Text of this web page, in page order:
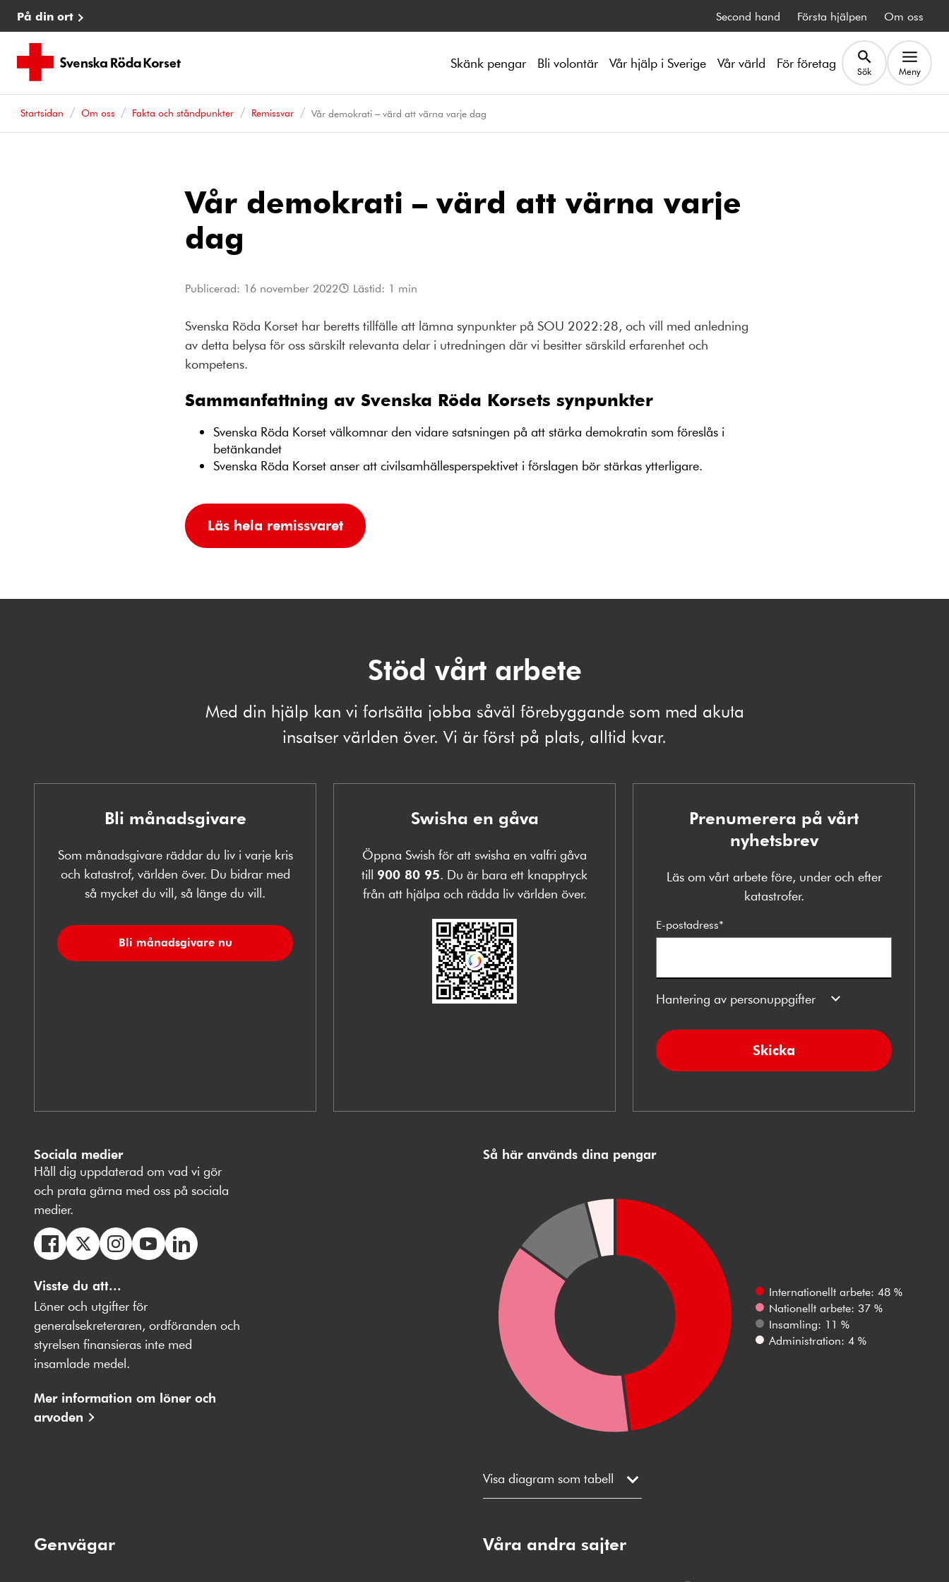
På din ort Second hand Första hjälpen Om oss
Skänk pengar Bli volontär Vår hjälp i Sverige Vår värld För företag Sök Meny
Startsidan Om oss Fakta och ståndpunkter Remissvar Vår demokrati – värd att värna varje dag
Vår demokrati – värd att värna varje
dag
Publicerad: 16 november 2022 Lästid: 1 min
Svenska Röda Korset har beretts tillfälle att lämna synpunkter på SOU 2022:28, och vill med anledning
av detta belysa för oss särskilt relevanta delar i utredningen där vi besitter särskild erfarenhet och
kompetens.
Sammanfattning av Svenska Röda Korsets synpunkter
Svenska Röda Korset välkomnar den vidare satsningen på att stärka demokratin som föreslås i
betänkandet
Svenska Röda Korset anser att civilsamhällesperspektivet i förslagen bör stärkas ytterligare.
Läs hela remissvaret
Stöd vårt arbete
Med din hjälp kan vi fortsätta jobba såväl förebyggande som med akuta
insatser världen över. Vi är först på plats, alltid kvar.
Bli månadsgivare
Som månadsgivare räddar du liv i varje kris
och katastrof, världen över. Du bidrar med
så mycket du vill, så länge du vill.
Bli månadsgivare nu
Swisha en gåva
Öppna Swish för att swisha en valfri gåva
till 900 80 95. Du är bara ett knapptryck
från att hjälpa och rädda liv världen över.
Prenumerera på vårt
nyhetsbrev
Läs om vårt arbete före, under och efter
katastrofer.
E-postadress*
Hantering av personuppgifter
Skicka
Sociala medier
Håll dig uppdaterad om vad vi gör
och prata gärna med oss på sociala
medier.
oss
på
Facebbok
oss
på
X
oss
på
Instagram
på
YoutubeLinkedIn
Visste du att...
Löner och utgifter för
generalsekreteraren, ordföranden och
styrelsen finansieras inte med
insamlade medel.
Mer information om löner och
arvoden
Så här används dina pengar
Internationellt arbete: 48 %
Nationellt arbete: 37 %
Insamling: 11 %
Administration: 4 %
Visa diagram som tabell
Genvägar Våra andra sajter